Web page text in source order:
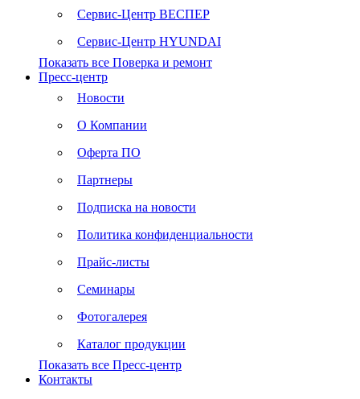
Сервис-Центр ВЕСПЕР
Сервис-Центр HYUNDAI
Показать все Поверка и ремонт
Пресс-центр
Новости
О Компании
Оферта ПО
Партнеры
Подписка на новости
Политика конфиденциальности
Прайс-листы
Семинары
Фотогалерея
Каталог продукции
Показать все Пресс-центр
Контакты